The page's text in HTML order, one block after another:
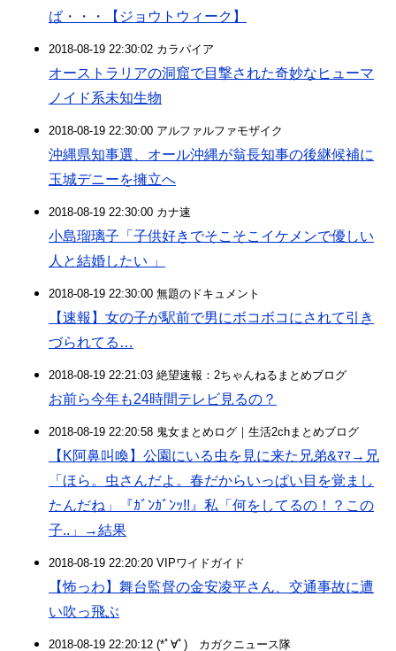
ば・・・【ジョウトウィーク】
2018-08-19 22:30:02 カラパイア
オーストラリアの洞窟で目撃された奇妙なヒューマ
ノイド系未知生物
2018-08-19 22:30:00 アルファルファモザイク
沖縄県知事選、オール沖縄が翁長知事の後継候補に
玉城デニーを擁立へ
2018-08-19 22:30:00 カナ速
小島瑠璃子「子供好きでそこそこイケメンで優しい
人と結婚したい 」
2018-08-19 22:30:00 無題のドキュメント
【速報】女の子が駅前で男にボコボコにされて引き
づられてる…
2018-08-19 22:21:03 絶望速報：2ちゃんねるまとめブログ
お前ら今年も24時間テレビ見るの？
2018-08-19 22:20:58 鬼女まとめログ｜生活2chまとめブログ
【K阿鼻叫喚】公園にいる虫を見に来た兄弟&ﾏﾏ→兄
「ほら。虫さんだよ。春だからいっぱい目を覚まし
たんだね」『ｶﾞﾝｶﾞﾝｯ!!』私「何をしてるの！？この
子..」→結果
2018-08-19 22:20:20 VIPワイドガイド
【怖っわ】舞台監督の金安凌平さん、交通事故に遭
い吹っ飛ぶ
2018-08-19 22:20:12 (*ﾟ∀ﾟ)ゞカガクニュース隊